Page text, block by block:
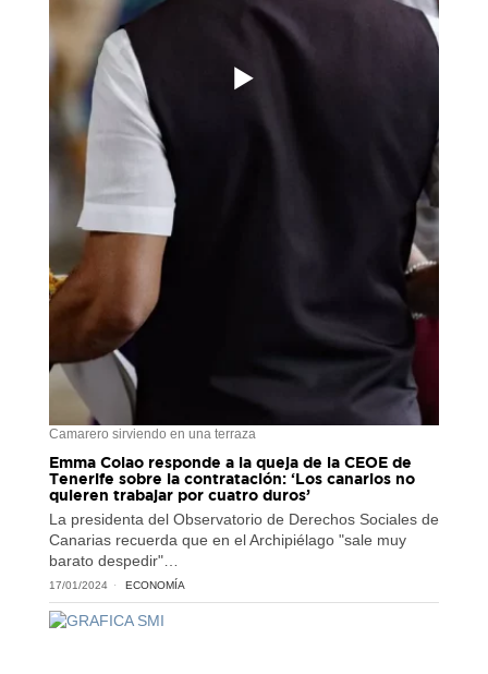
Camarero sirviendo en una terraza
Emma Colao responde a la queja de la CEOE de
Tenerife sobre la contratación: ‘Los canarios no
quieren trabajar por cuatro duros’
La presidenta del Observatorio de Derechos Sociales de
Canarias recuerda que en el Archipiélago "sale muy
barato despedir"…
17/01/2024 ECONOMÍA